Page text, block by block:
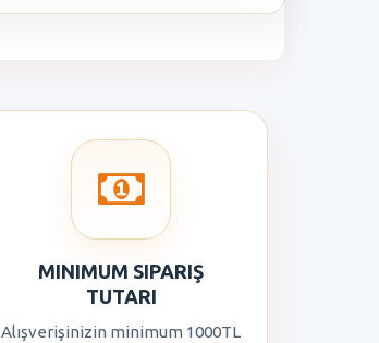
MINIMUM SIPARIŞ
TUTARI
Alışverişinizin minimum 1000TL